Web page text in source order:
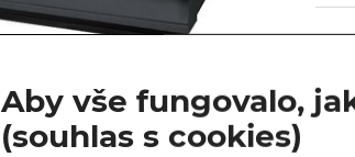
Aby vše fungovalo,
(souhlas s cookies)